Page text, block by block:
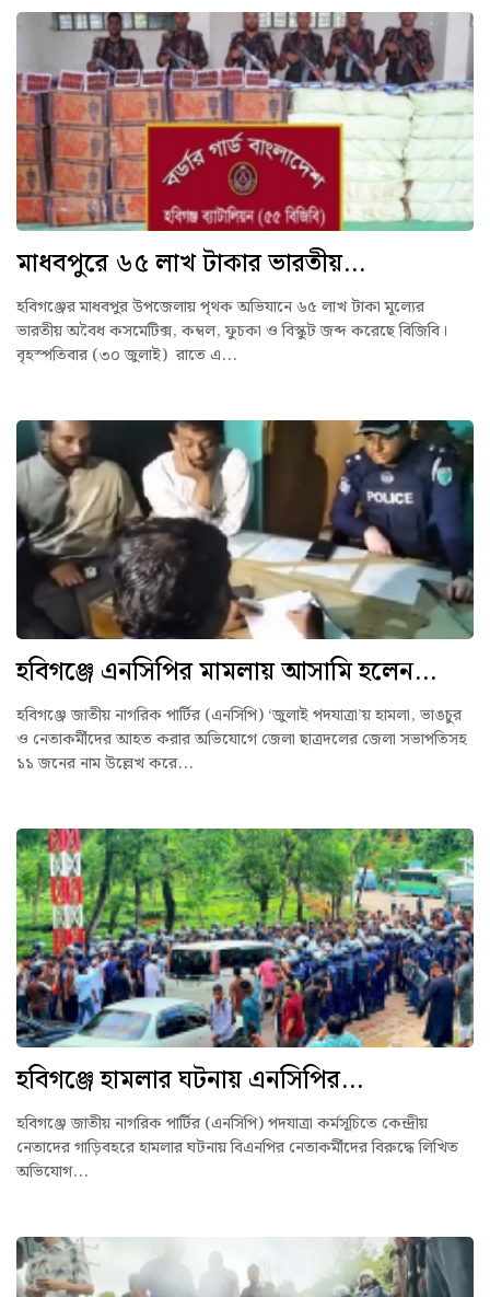
মাধবপুরে ৬৫ লাখ টাকার ভারতীয়...
হবিগঞ্জের মাধবপুর উপজেলায় পৃথক অভিযানে ৬৫ লাখ টাকা মূল্যের
ভারতীয় অবৈধ কসমেটিক্স, কম্বল, ফুচকা ও বিস্কুট জব্দ করেছে বিজিবি।
বৃহস্পতিবার (৩০ জুলাই) রাতে এ...
হবিগঞ্জে এনসিপির মামলায় আসামি হলেন...
হবিগঞ্জে জাতীয় নাগরিক পার্টির (এনসিপি) ‘জুলাই পদযাত্রা’য় হামলা, ভাঙচুর
ও নেতাকর্মীদের আহত করার অভিযোগে জেলা ছাত্রদলের জেলা সভাপতিসহ
১১ জনের নাম উল্লেখ করে...
হবিগঞ্জে হামলার ঘটনায় এনসিপির...
হবিগঞ্জে জাতীয় নাগরিক পার্টির (এনসিপি) পদযাত্রা কর্মসূচিতে কেন্দ্রীয়
নেতাদের গাড়িবহরে হামলার ঘটনায় বিএনপির নেতাকর্মীদের বিরুদ্ধে লিখিত
অভিযোগ...